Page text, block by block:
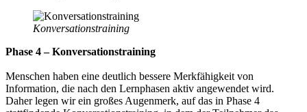
Konversationstraining
Phase 4 – Konversationstraining
Menschen haben eine deutlich bessere Merkfähigkeit von
Information, die nach den Lernphasen aktiv angewendet wird.
Daher legen wir ein großes Augenmerk, auf das in Phase 4